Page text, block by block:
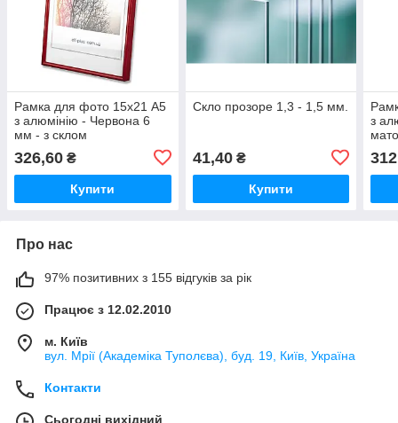
Рамка для фото 15х21 А5
з алюмінію - Червона 6
мм - з склом
326,60 ₴
Купити
Скло прозоре 1,3 - 1,5 мм.
41,40₴
Купити
з
Про нас
97% позитивних з 155 відгуків за рік
Працює з 12.02.2010
м. Київ
вул. Мрії (Академіка Туполєва), буд. 19, Київ, Україна
Контакти
Сьогодні вихідний